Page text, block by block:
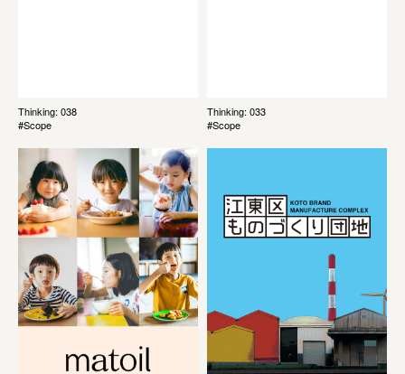
Thinking: 038
#Scope
Thinking: 033
#Scope